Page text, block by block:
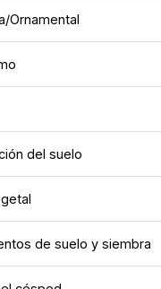
Ornamental
del suelo
de suelo y siembra